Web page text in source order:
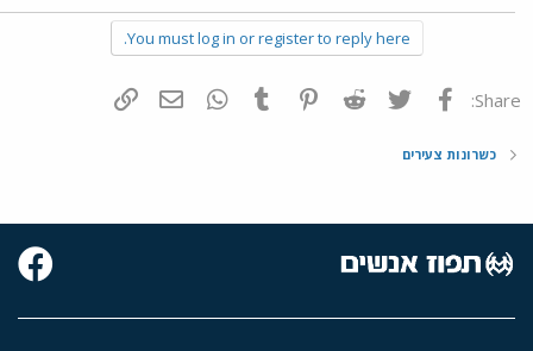
You must log in or register to reply here.
Share: פייסבוק Twitter
Reddit
Pinterest
Tumblr
WhatsAppדואר אלקטרוני
כשרונות צעירים